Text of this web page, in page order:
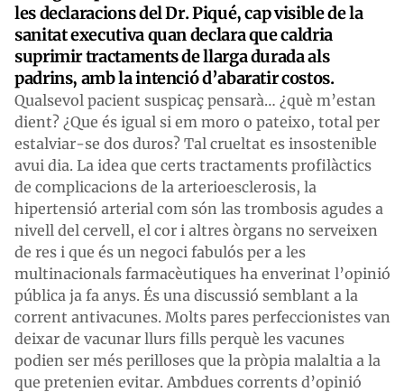
les declaracions del Dr. Piqué, cap visible de la
sanitat executiva quan declara que caldria
suprimir tractaments de llarga durada als
padrins, amb la intenció d’abaratir costos.
Qualsevol pacient suspicaç pensarà… ¿què m’estan
dient? ¿Que és igual si em moro o pateixo, total per
estalviar-se dos duros? Tal crueltat es insostenible
avui dia. La idea que certs tractaments profilàctics
de complicacions de la arterioesclerosis, la
hipertensió arterial com són las trombosis agudes a
nivell del cervell, el cor i altres òrgans no serveixen
de res i que és un negoci fabulós per a les
multinacionals farmacèutiques ha enverinat l’opinió
pública ja fa anys. És una discussió semblant a la
corrent antivacunes. Molts pares perfeccionistes van
deixar de vacunar llurs fills perquè les vacunes
podien ser més perilloses que la pròpia malaltia a la
que pretenien evitar. Ambdues corrents d’opinió